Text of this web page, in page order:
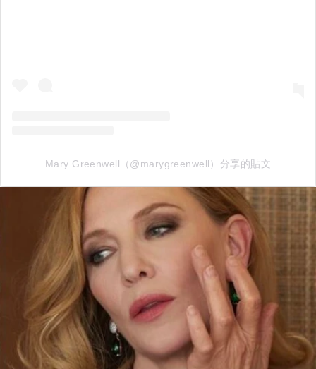
Mary Greenwell（@marygreenwell）分享的貼文